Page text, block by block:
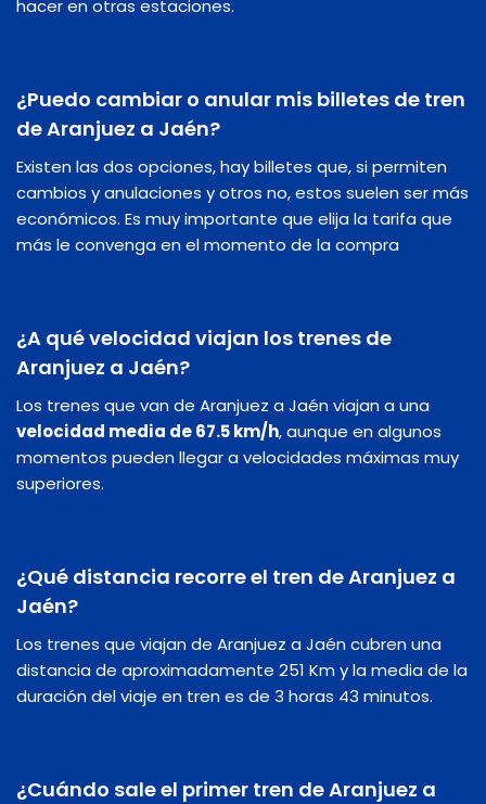
hacer en otras estaciones.
¿Puedo cambiar o anular mis billetes de tren
de Aranjuez a Jaén?
Existen las dos opciones, hay billetes que, si permiten
cambios y anulaciones y otros no, estos suelen ser más
económicos. Es muy importante que elija la tarifa que
más le convenga en el momento de la compra
¿A qué velocidad viajan los trenes de
Aranjuez a Jaén?
Los trenes que van de Aranjuez a Jaén viajan a una
velocidad media de 67.5 km/h, aunque en algunos
momentos pueden llegar a velocidades máximas muy
superiores.
¿Qué distancia recorre el tren de Aranjuez a
Jaén?
Los trenes que viajan de Aranjuez a Jaén cubren una
distancia de aproximadamente 251 Km y la media de la
duración del viaje en tren es de 3 horas 43 minutos.
¿Cuándo sale el primer tren de Aranjuez a